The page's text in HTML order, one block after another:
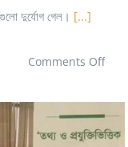
দুর্যোগ গেল। [...]
Comments Offon
পরবর্তী
সময়ে